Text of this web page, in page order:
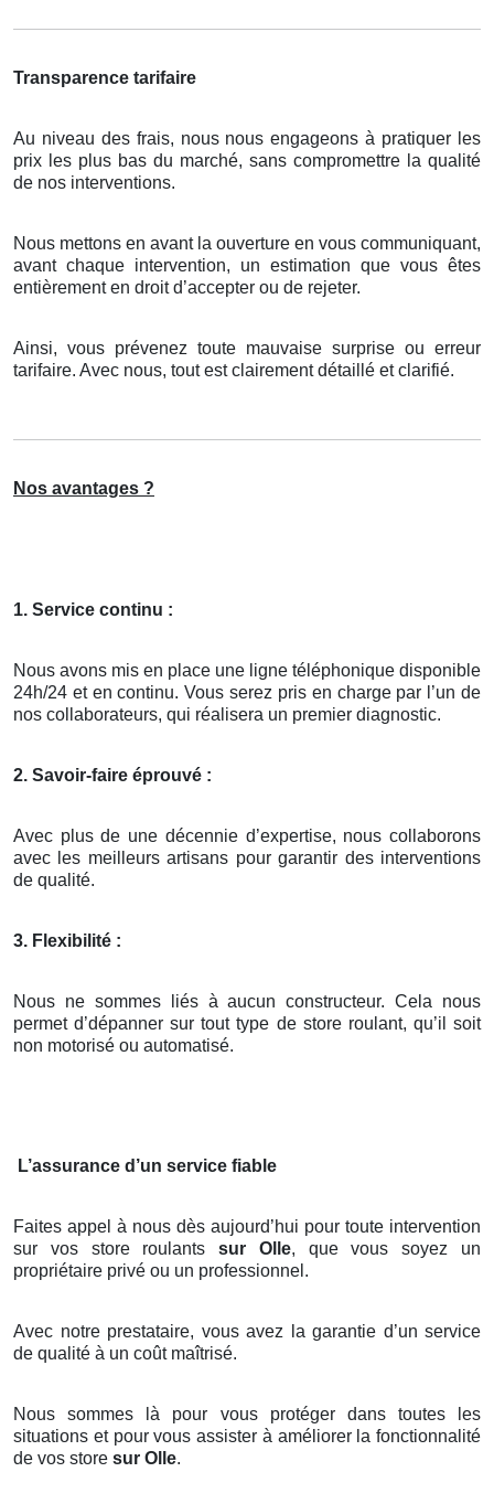
Transparence tarifaire
Au niveau des frais, nous nous engageons à pratiquer les
prix les plus bas du marché, sans compromettre la qualité
de nos interventions.
Nous mettons en avant la ouverture en vous communiquant,
avant chaque intervention, un estimation que vous êtes
entièrement en droit d’accepter ou de rejeter.
Ainsi, vous prévenez toute mauvaise surprise ou erreur
tarifaire. Avec nous, tout est clairement détaillé et clarifié.
Nos avantages ?
1. Service continu :
Nous avons mis en place une ligne téléphonique disponible
24h/24 et en continu. Vous serez pris en charge par l’un de
nos collaborateurs, qui réalisera un premier diagnostic.
2. Savoir-faire éprouvé :
Avec plus de une décennie d’expertise, nous collaborons
avec les meilleurs artisans pour garantir des interventions
de qualité.
3. Flexibilité :
Nous ne sommes liés à aucun constructeur. Cela nous
permet d’dépanner sur tout type de store roulant, qu’il soit
non motorisé ou automatisé.
L’assurance d’un service fiable
Faites appel à nous dès aujourd’hui pour toute intervention
sur vos store roulantssur Olle, que vous soyez un
propriétaire privé ou un professionnel.
Avec notre prestataire, vous avez la garantie d’un service
de qualité à un coût maîtrisé.
Nous sommes là pour vous protéger dans toutes les
situations et pour vous assister à améliorer la fonctionnalité
de vos store sur Olle.